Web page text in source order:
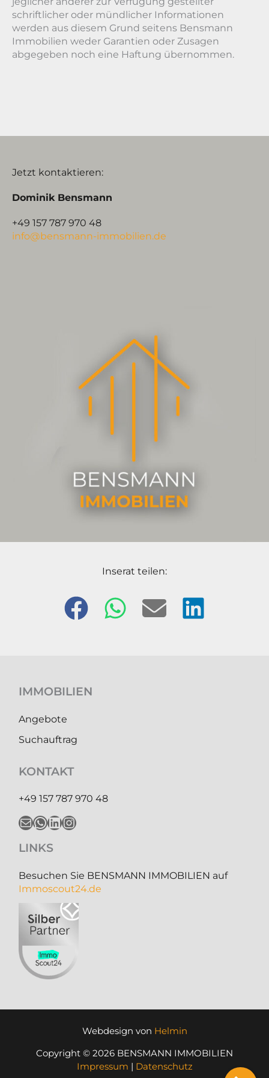
schriftlicher oder mündlicher Informationen
werden aus diesem Grund seitens Bensmann
Immobilien weder Garantien oder Zusagen
abgegeben noch eine Haftung übernommen.
Jetzt kontaktieren:
Dominik Bensmann
+49 157 787 970 48
info@bensmann-immobilien.de
Inserat teilen:
IMMOBILIEN
Angebote
Suchauftrag
KONTAKT
+49 157 787 970 48
E-Mail WhatsApp LinkedIn Instagram
LINKS
Besuchen Sie BENSMANN IMMOBILIEN auf
Immoscout24.de
Webdesign von Helmin
Copyright © 2026 BENSMANN IMMOBILIEN
Impressum | Datenschutz